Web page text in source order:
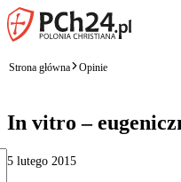
Strona główna Opinie
In vitro –
5 lutego 2015